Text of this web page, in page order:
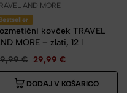
AND MORE
kovček TRAVEL
MORE – zlati, 12 l
€ 29,99 €
DODAJ V KOŠARICO